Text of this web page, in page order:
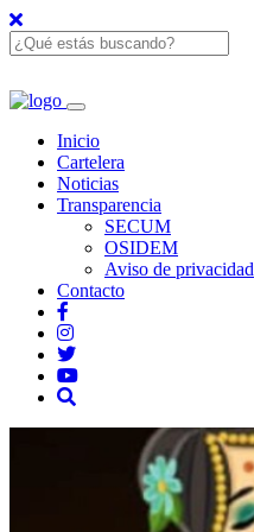
Inicio
Cartelera
Noticias
Transparencia
SECUM
OSIDEM
Aviso de privacidad
Contacto